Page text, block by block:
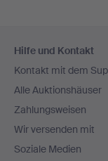
Navigation
Hilfe und Kontakt
Kontakt mit dem
Alle Auktionshäuser
Zahlungsweisen
Wir versenden mit
Soziale Medien